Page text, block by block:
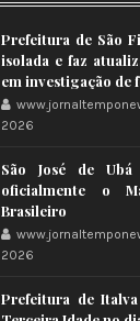
Prefeitura de São
isolada e faz
em investigação de
2026
São José de
oficialmente o
Brasileiro
2026
Prefeitura de